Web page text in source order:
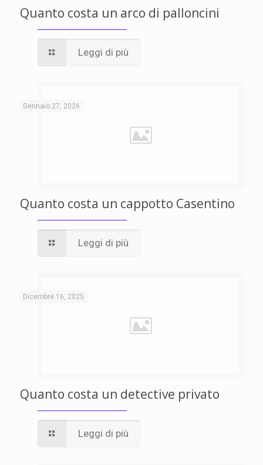
Quanto costa un arco di palloncini
Leggi di più
Gennaio 27, 2026
Quanto costa un cappotto Casentino
Leggi di più
Dicembre 16, 2025
Quanto costa un detective privato
Leggi di più